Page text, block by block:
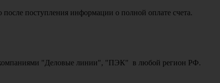
поступления информации о полной оплате счета.
компаниями "Деловые линии", "ПЭК" в любой регион РФ.